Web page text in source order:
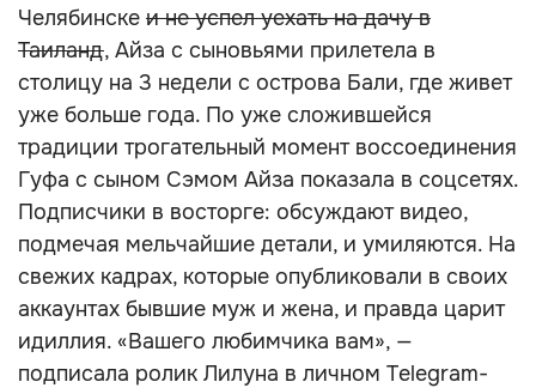
Челябинске и не успел уехать на дачу в
Таиланд, Айза с сыновьями прилетела в
столицу на 3 недели с острова Бали, где живет
уже больше года. По уже сложившейся
традиции трогательный момент воссоединения
Гуфа с сыном Сэмом Айза показала в соцсетях.
Подписчики в восторге: обсуждают видео,
подмечая мельчайшие детали, и умиляются. На
свежих кадрах, которые опубликовали в своих
аккаунтах бывшие муж и жена, и правда царит
идиллия. «Вашего любимчика вам», —
подписала ролик Лилуна в личном Telegram-